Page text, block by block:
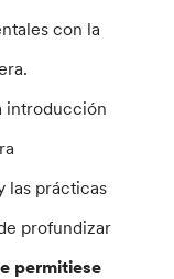
con la
introducción
las prácticas
profundizar
permitiese